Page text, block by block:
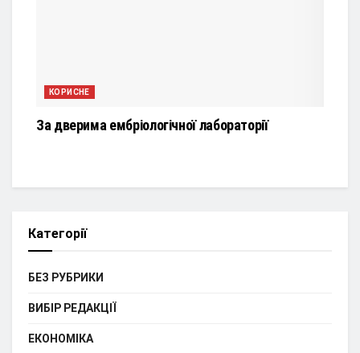
КОРИСНЕ
За дверима ембріологічної лабораторії
Категорії
БЕЗ РУБРИКИ
ВИБІР РЕДАКЦІЇ
ЕКОНОМІКА